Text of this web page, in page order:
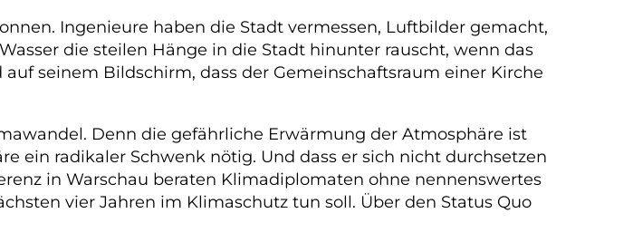
Ingenieure haben die Stadt vermessen, Luftbilder gemacht,
die steilen Hänge in die Stadt hinunter rauscht, wenn das
seinem Bildschirm, dass der Gemeinschaftsraum einer Kirche
Denn die gefährliche Erwärmung der Atmosphäre ist
ein radikaler Schwenk nötig. Und dass er sich nicht durchsetzen
in Warschau beraten Klimadiplomaten ohne nennenswertes
vier Jahren im Klimaschutz tun soll. Über den Status Quo